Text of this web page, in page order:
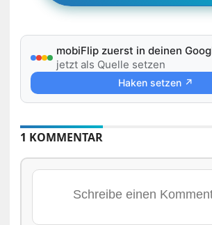
mobiFlip zuerst in deinen
jetzt als Quelle setzen
Haken setzen ↗
1 KOMMENTAR